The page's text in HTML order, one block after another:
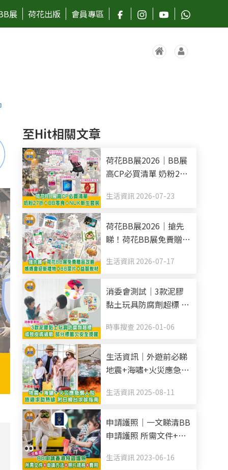
展 荷花出版 會員專區
至Hit相關文章
荷花BB展2026｜BB展
高CP必買清單 奶粉27
套裝
生活資訊 2026-07-23
荷花BB展2026｜搶先
睇！荷花BB展免費贈品
+BB尿片+益智教材
生活資訊 2026-07-17
消委會測試｜3款泥膠
黏土玩具防腐劑超標 或
安全提醒
時事搜查 2026-01-06
生活資訊｜外遊前必睇
地震+海嘯+火災應急懶
日韓台求診指南
生活資訊 2025-08-11
申請護照｜一文睇清BB
申請護照 所需文件+申
生活資訊 2023-06-16